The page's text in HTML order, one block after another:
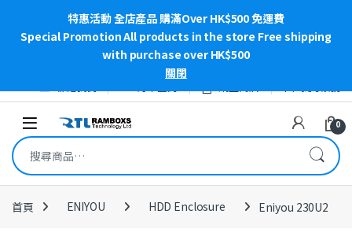
特惠活動 全店產品 購滿Over HK$500 免運費
Special Promotion All products in the store Free shipping
with purchase over HK$500
關閉
Open 0
搜尋關鍵字:
首頁 ENIYOU HDD Enclosure Eniyou 230U2